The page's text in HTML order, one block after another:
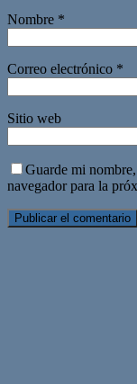
Nombre *
Correo electrónico *
Sitio web
Guarde mi
navegador para la